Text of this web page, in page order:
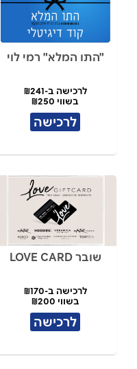
"התו המלא" רמי לוי
לרכישה ב-₪241
בשווי ₪250
לרכישה
שובר LOVE CARD
לרכישה ב-₪170
בשווי ₪200
לרכישה